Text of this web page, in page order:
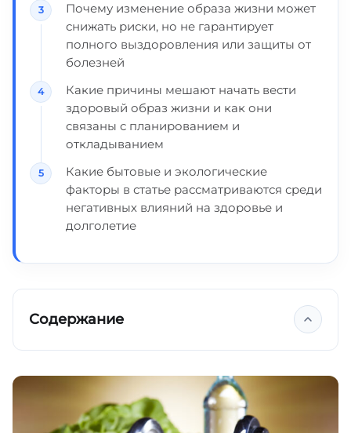
Почему изменение образа жизни может
снижать риски, но не гарантирует
полного выздоровления или защиты от
болезней
Какие причины мешают начать вести
здоровый образ жизни и как они
связаны с планированием и
откладыванием
Какие бытовые и экологические
факторы в статье рассматриваются среди
негативных влияний на здоровье и
долголетие
Содержание
для меня?
ЗОЖ не гарантирует полное
выздоровление